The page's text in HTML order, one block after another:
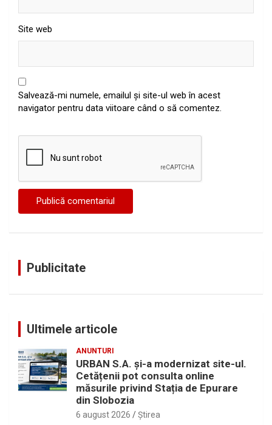
Site web
Salvează-mi numele, emailul și site-ul web în acest
navigator pentru data viitoare când o să comentez.
Publicitate
Ultimele articole
ANUNTURI
URBAN S.A. și-a modernizat site-ul.
Cetățenii pot consulta online
măsurile privind Stația de Epurare
din Slobozia
6 august 2026 Ştirea